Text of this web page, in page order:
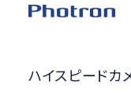
ハイスピードカ